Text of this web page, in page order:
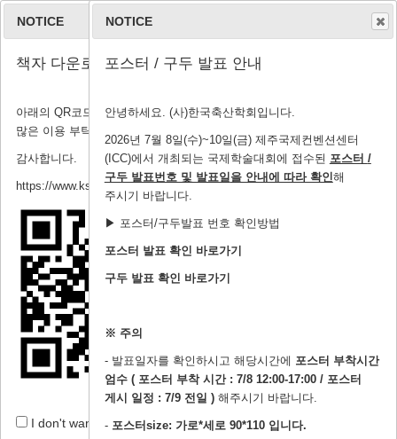
관광 정보
관광 정보
곧 업데이트 될 예정입니다.
NOTICE
책자 다운로드 안내
아래의 QR코드 및 링크에서 책자, 세션, 초록 등 다운로드가 가능하니
많은 이용 부탁드립니다.
감사합니다.
https://www.ksastmeeting.org/submission/download_pdf
I don't want to open this window for a day.
NOTICE
포스터 / 구두 발표 안내
안녕하세요. (사)한국축산학회입니다.
2026년 7월 8일(수)~10일(금) 제주국제컨벤션센터
(ICC)에서 개최되는 국제학술대회에 접수된 포스터 /
구두 발표번호 및 발표일 을 안내에 따라 확인 해
주시기 바랍니다.
▶ 포스터/구두발표 번호 확인방법
포스터 발표 확인 바로가기
구두 발표 확인 바로가기
※ 주의
- 발표일자를 확인하시고 해당시간에 포스터 부착시간
엄수 ( 포스터 부착 시간 : 7/8 12:00-17:00 / 포스터
게시 일정 : 7/9 전일 )해주시기 바랍니다.
- 포스터size: 가로*세로 90*110 입니다.